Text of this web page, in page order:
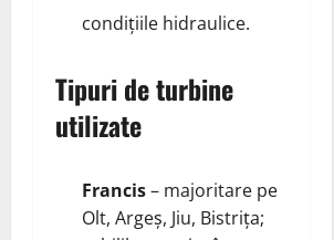
condițiile hidraulice.
Tipuri de turbine
utilizate
Francis– majoritare pe
Olt, Argeș, Jiu, Bistrița;